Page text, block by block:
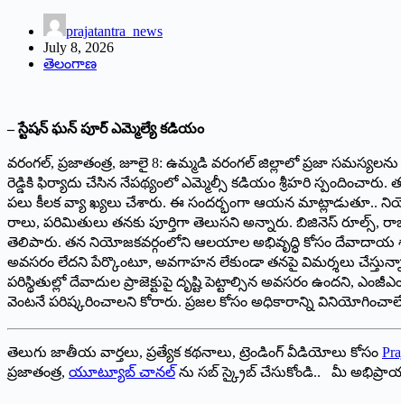
prajatantra_news
July 8, 2026
తెలంగాణ
– స్టేషన్ ఘన్ పూర్ ఎమ్మెల్యే కడియం
వరంగల్, ప్రజాతంత్ర, జూలై 8: ఉమ్మడి వరంగల్ జిల్లాలో ప్రజా
రెడ్డికి ఫిర్యాదు చేసిన నేపథ్యంలో ఎమ్మెల్సీ కడియం శ్రీహరి
పలు కీలక వ్యా ఖ్యలు చేశారు. ఈ సందర్భంగా ఆయన మాట్లాడుతూ..
రాలు, పరిమితులు తనకు పూర్తిగా తెలుసని అన్నారు. బిజినెస్ రూల్స్,
తెలిపారు. తన నియోజకవర్గంలోని ఆలయాల అభివృద్ధి కోసం దేవాదాయ
అవసరం లేదని పేర్కొంటూ, అవగాహన లేకుండా తనపై విమర్శలు
పరిస్థితుల్లో దేవాదుల ప్రాజెక్టుపై దృష్టి పెట్టాల్సిన అవసరం ఉందని,
వెంటనే పరిష్కరించాలని కోరారు. ప్రజల కోసం అధికారాన్ని
తెలుగు జాతీయ వార్తలు, ప్రత్యేక కథనాలు, ట్రెండింగ్ వీడియోలు కోసం
ప్రజాతంత్ర, యూట్యూబ్ చానల్ ను సబ్ స్క్రైబ్ చేసుకోండి.. మీ